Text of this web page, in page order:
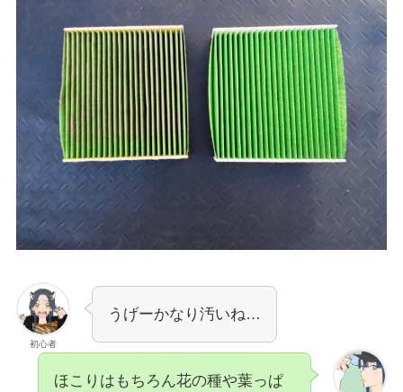
初心者
うげーかなり汚いね…
ほこりはもちろん花の種や葉っぱ